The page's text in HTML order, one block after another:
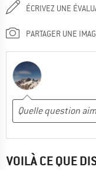
ÉCRIVEZ UNE
PARTAGER UNE
VOILÀ CE QUE